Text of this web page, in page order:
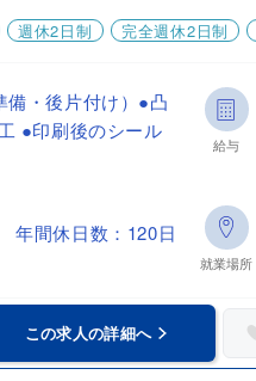
週休2日制 完全週休2日制
備・後片付け）●凸
●印刷後のシール
給与
間休日数：120日
就業場所
この求人の詳細へ